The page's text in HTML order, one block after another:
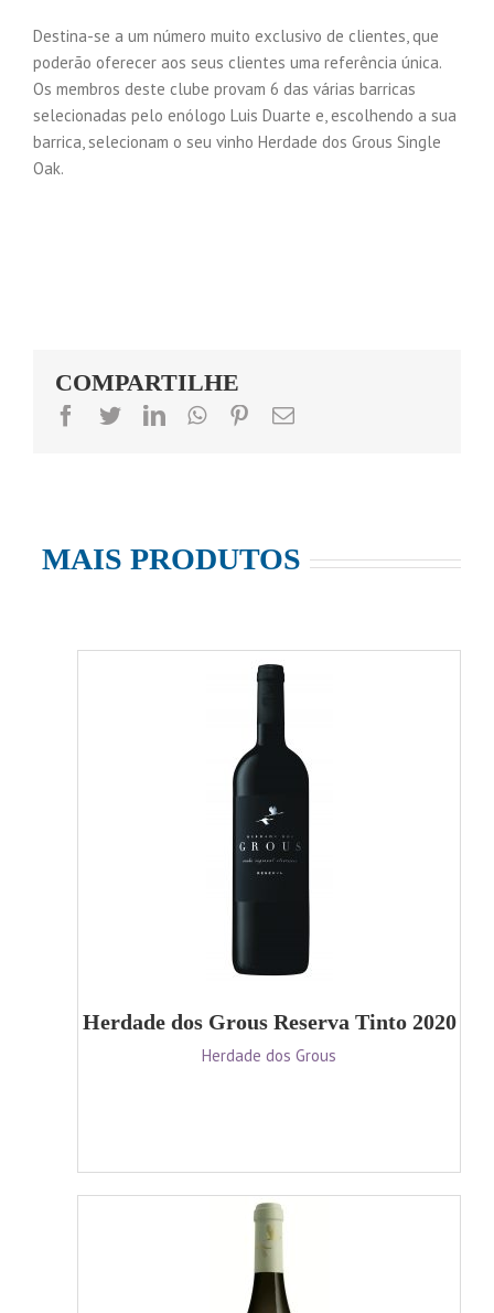
Destina-se a um número muito exclusivo de clientes, que
poderão oferecer aos seus clientes uma referência única.
Os membros deste clube provam 6 das várias barricas
selecionadas pelo enólogo Luis Duarte e, escolhendo a sua
barrica, selecionam o seu vinho Herdade dos Grous Single
Oak.
COMPARTILHE
facebook
twitterlinkedinwhatsapppinterestEmail
MAIS PRODUTOS
Herdade dos Grous Reserva Tinto 2020
Herdade dos Grous